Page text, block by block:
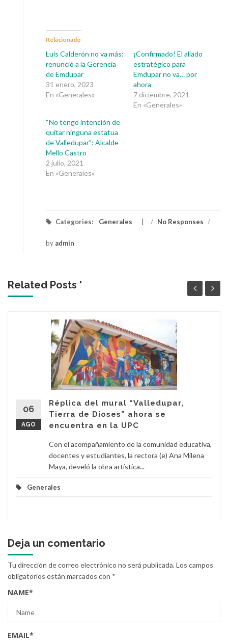
Relacionado
Luis Calderón no va más:
renunció a la Gerencia
de Emdupar
31 enero, 2023
En «Generales»
¡Confirmado! El aliado
estratégico para
Emdupar no va… por
ahora
7 diciembre, 2021
En «Generales»
“No tengo intención de
quitar ninguna estatua
de Valledupar”: Alcalde
Mello Castro
2 julio, 2021
En «Generales»
Categories: Generales / No Responses /
by admin
Related Posts '
06
AGO
Réplica del mural “Valledupar,
Tierra de Dioses” ahora se
encuentra en la UPC
Con el acompañamiento de la comunidad educativa,
docentes y estudiantes, la rectora (e) Ana Milena
Maya, develó la obra artística...
Generales
Deja un comentario
Tu dirección de correo electrónico no será publicada.Los campos
obligatorios están marcados con *
NAME*
EMAIL*